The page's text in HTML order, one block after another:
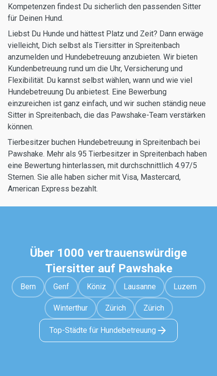
Kompetenzen findest Du sicherlich den passenden Sitter
für Deinen Hund.
Liebst Du Hunde und hättest Platz und Zeit? Dann erwäge
vielleicht, Dich selbst als Tiersitter in Spreitenbach
anzumelden und Hundebetreuung anzubieten. Wir bieten
Kundenbetreuung rund um die Uhr, Versicherung und
Flexibilität. Du kannst selbst wählen, wann und wie viel
Hundebetreuung Du anbietest. Eine Bewerbung
einzureichen ist ganz einfach, und wir suchen ständig neue
Sitter in Spreitenbach, die das Pawshake-Team verstärken
können.
Tierbesitzer buchen Hundebetreuung in Spreitenbach bei
Pawshake. Mehr als 95 Tierbesitzer in Spreitenbach haben
eine Bewertung hinterlassen, mit durchschnittlich 4.97/5
Sternen. Sie alle haben sicher mit Visa, Mastercard,
American Express bezahlt.
Über 1000 vertrauenswürdige
Tiersitter auf Pawshake
Bern Genf Köniz Lausanne Luzern
Winterthur Zürich Zürich
Top-Städte für Hundebetreuung